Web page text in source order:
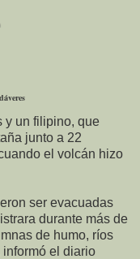
y un filipino, que
junto a 22
el volcán hizo
ser evacuadas
durante más de
de humo, ríos
el diario